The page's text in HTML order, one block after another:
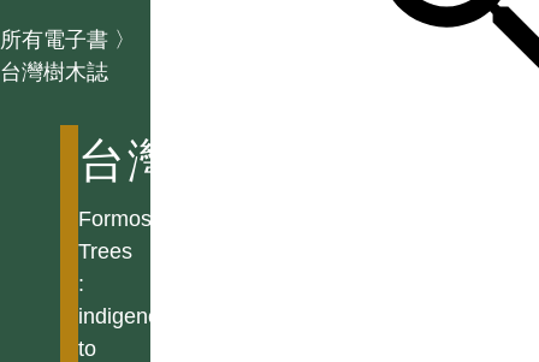
所有電子書 〉
台灣樹木誌
台灣樹木誌
Formosan
Trees
:
indigenous
to